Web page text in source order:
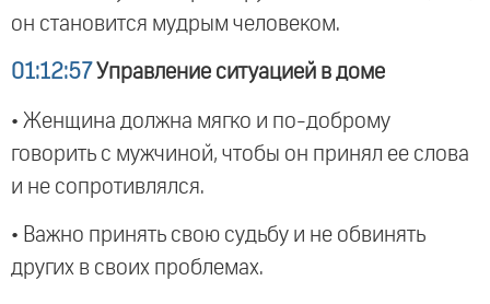
он становится мудрым человеком.
01:12:57 Управление ситуацией в доме
• Женщина должна мягко и по-доброму
говорить с мужчиной, чтобы он принял ее слова
и не сопротивлялся.
• Важно принять свою судьбу и не обвинять
других в своих проблемах.